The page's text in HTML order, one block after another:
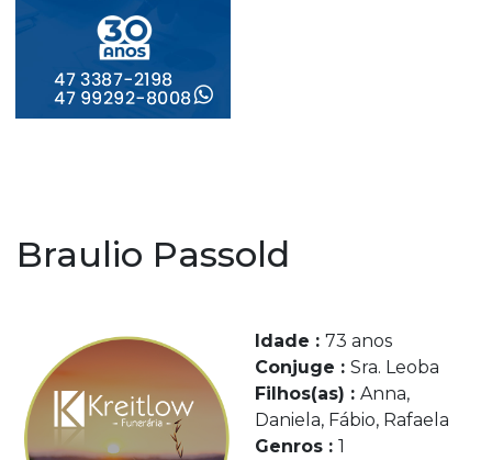
Braulio Passold
Idade : 73 anos
Conjuge : Sra. Leoba
Filhos(as) : Anna,
Daniela, Fábio, Rafaela
Genros : 1